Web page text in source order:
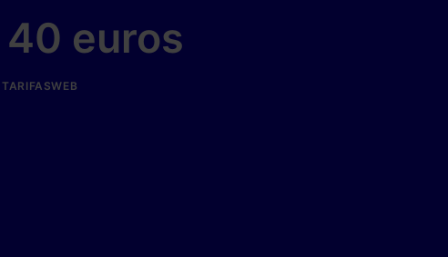
euros
TARIFASWEB